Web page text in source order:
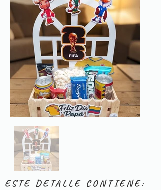
ESTE DETALLE CONTIENE: